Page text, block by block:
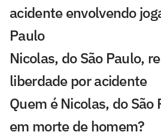
acidente envolvendo
Paulo
Nicolas, do São Paulo,
liberdade por acidente
Quem é Nicolas, do
em morte de homem?